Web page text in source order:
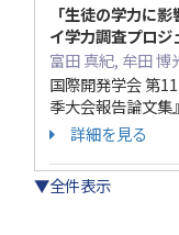
「生徒の学力に
イ学力調査プロジ
富田 真紀, 牟田 博
国際開発学会 第
季大会報告論文
詳細を見る
▼全件表示